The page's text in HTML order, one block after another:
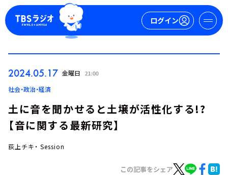
ログイン
2024.05.17 金曜日 21:00
社会・政治・経済
土に音を聞かせると土壌が活性化する!?
【音に関する最新研究】
荻上チキ・ Session
この記事をシェア